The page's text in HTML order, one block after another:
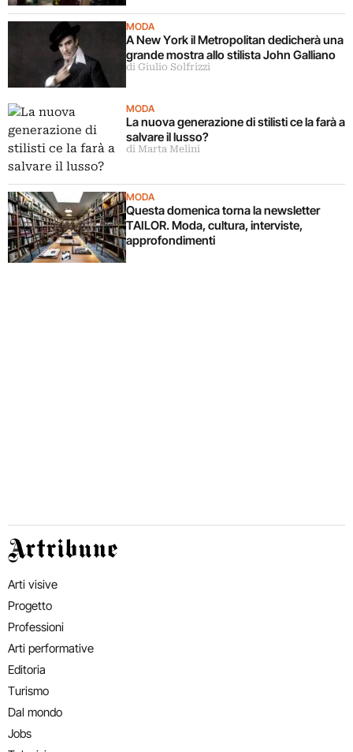
MODA
A New York il Metropolitan dedicherà una
grande mostra allo stilista John Galliano
di Giulio Solfrizzi
MODA
La nuova generazione di stilisti ce la farà a
salvare il lusso?
di Marta Melini
MODA
Questa domenica torna la newsletter
TAILOR. Moda, cultura, interviste,
approfondimenti
Artribune
Arti visive
Progetto
Professioni
Arti performative
Editoria
Turismo
Dal mondo
Jobs